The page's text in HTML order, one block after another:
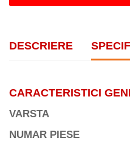
DESCRIERE
CARACTERISTICI
VARSTA
NUMAR PIESE